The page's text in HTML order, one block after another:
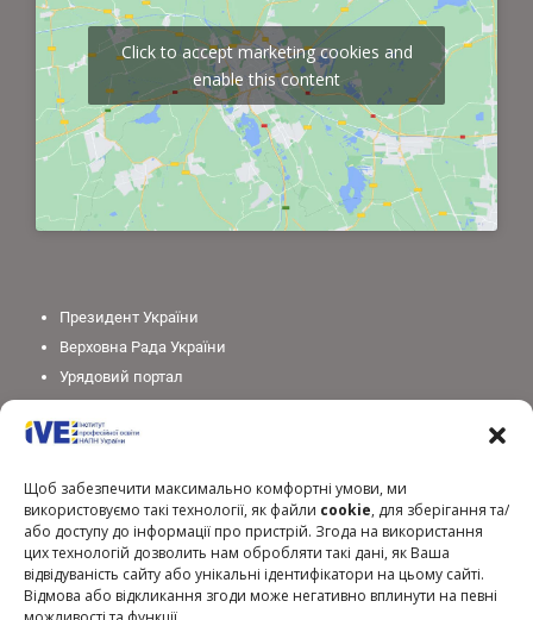
Щоб забезпечити максимально комфортні умови, ми
використовуємо такі технології, як файли cookie, для зберігання та/
або доступу до інформації про пристрій. Згода на використання
цих технологій дозволить нам обробляти такі дані, як Ваша
відвідуваність сайту або унікальні ідентифікатори на цьому сайті.
Відмова або відкликання згоди може негативно вплинути на певні
Click to accept marketing cookies and
enable this content
Президент України
Верховна Рада України
Урядовий портал
Міністерство освіти і науки України